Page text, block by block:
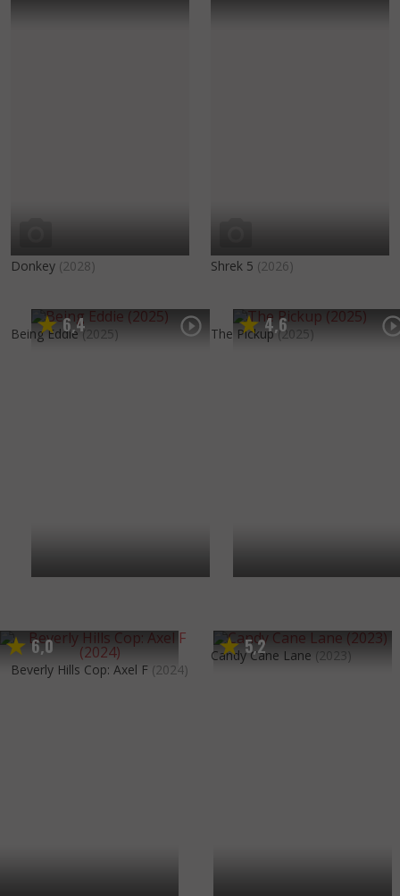
Donkey (2028) Shrek 5 (2026)
6,4
Being Eddie (2025) 4,6
The Pickup (2025)
6,0
Beverly Hills Cop: Axel F (2024)
5,2
Candy Cane Lane (2023)